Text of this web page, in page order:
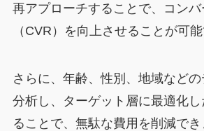
再アプローチすることで、コン
（CVR）を向上させることが可能
さらに、年齢、性別、地域など
分析し、ターゲット層に最適化
ることで、無駄な費用を削減でき